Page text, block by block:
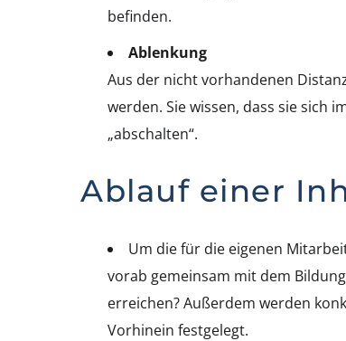
befinden.
Ablenkung
Aus der nicht vorhandenen
werden. Sie wissen, dass sie sich
„abschalten“.
Ablauf einer
Um die für die eigenen
vorab gemeinsam mit dem
erreichen? Außerdem werden
Vorhinein festgelegt.